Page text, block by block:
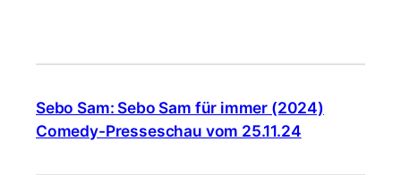
Sebo Sam: Sebo Sam für immer (2024)
Comedy-Presseschau vom 25.11.24